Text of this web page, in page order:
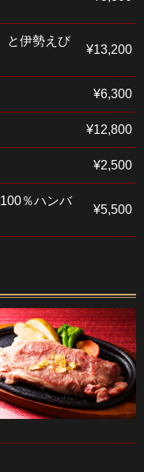
と伊勢えび
¥13,200
¥6,300
¥12,800
¥2,500
％ハンバ
¥5,500